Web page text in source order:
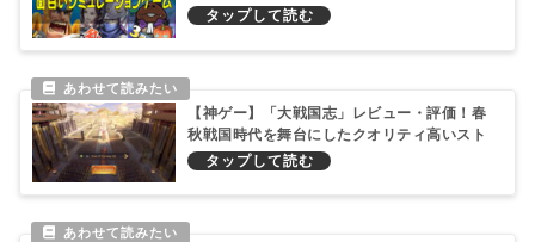
【神ゲー】「大戦国志」レビュー・評価！春
秋戦国時代を舞台にしたクオリティ高いスト
ラテジーゲーム